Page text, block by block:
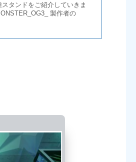
タンドをご紹介していきま
製作者の